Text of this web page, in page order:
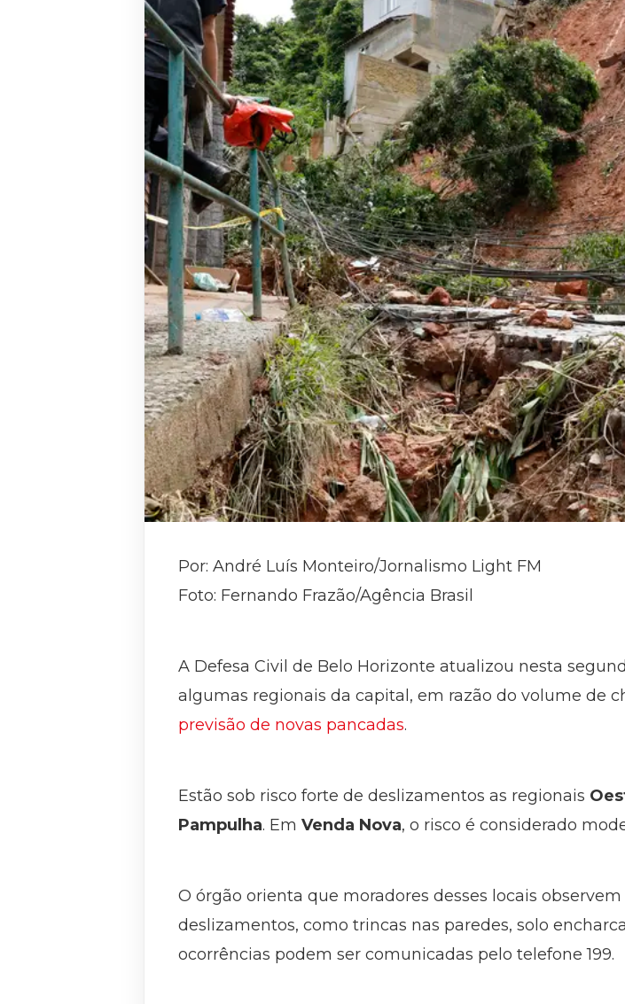
Por: André Luís Monteiro/Jornalismo Light FM
Foto: Fernando Frazão/Agência Brasil
A Defesa Civil de Belo Horizonte atualizou nesta
algumas regionais da capital, em razão do volume de
previsão de novas pancadas.
Estão sob risco forte de deslizamentos as regionais
Pampulha. Em Venda Nova, o risco é considerado
O órgão orienta que moradores desses locais
deslizamentos, como trincas nas paredes, solo
ocorrências podem ser comunicadas pelo telefone 199.